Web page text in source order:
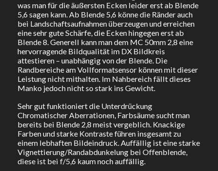
was man für die äußersten Ecken leider erst ab Blende
5,6 sagen kann. Ab Blende 5,6 könne die Ränder auch
bei Landschaftsaufnahmen überzeugen und erreichen
eine sehr gute Schärfe, die Ecken hingegen erst ab
Blende 8. Generell kann man dem MC 50mm 2,8 eine
hervorragende Bildqualität im DX Bildkreis
attestieren – unabhängig von der Blende. Die
Randbereiche am Vollformatsensor können mit dieser
Leistung nicht mithalten. Im Nahbereich fällt dieses
Manko jedoch nicht so stark ins Gewicht.
Sehr gut funktioniert die Unterdrückung
Chromatischer Aberrationen, Farbsäume sucht man
bereits bei Blende 2,8 meist vergeblich. Knackige
Farben und starke Kontraste führen insgesamt zu
einem lebhaften Bildeindruck. Auffällig ist eine starke
Vignettierung/Randabdunkelung bei Offenblende,
diese ist bei f/5,6 kaum noch auffällig.